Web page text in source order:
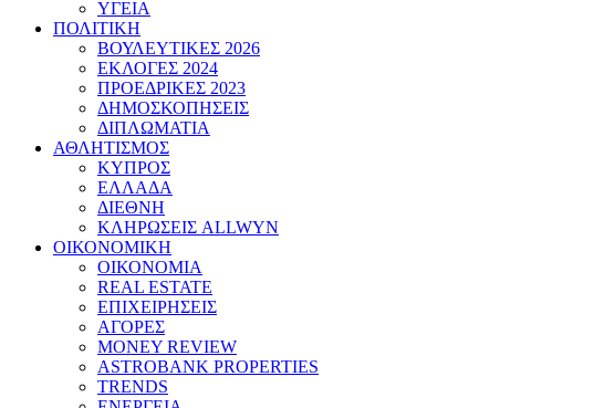
ΥΓΕΙΑ
ΠΟΛΙΤΙΚΗ
ΒΟΥΛΕΥΤΙΚΕΣ 2026
ΕΚΛΟΓΕΣ 2024
ΠΡΟΕΔΡΙΚΕΣ 2023
ΔΗΜΟΣΚΟΠΗΣΕΙΣ
ΔΙΠΛΩΜΑΤΙΑ
ΑΘΛΗΤΙΣΜΟΣ
ΚΥΠΡΟΣ
ΕΛΛΑΔΑ
ΔΙΕΘΝΗ
ΚΛΗΡΩΣΕΙΣ ALLWYN
ΟΙΚΟΝΟΜΙΚΗ
ΟΙΚΟΝΟΜΙΑ
REAL ESTATE
ΕΠΙΧΕΙΡΗΣΕΙΣ
ΑΓΟΡΕΣ
MONEY REVIEW
ASTROBANK PROPERTIES
TRENDS